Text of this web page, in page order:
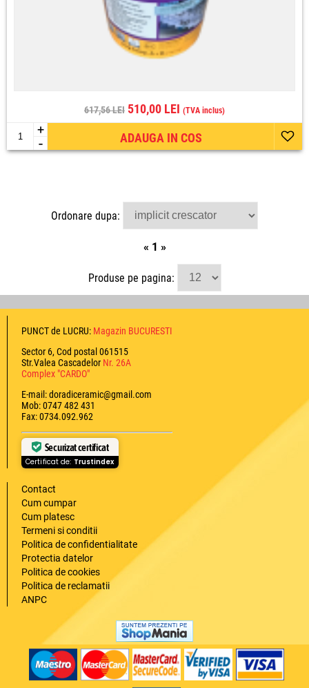
617,56 LEI 510,00 LEI (TVA inclus)
+
- ADAUGA IN COS
Ordonare dupa:
« 1 »
Produse pe pagina:
PUNCT de LUCRU: Magazin BUCURESTI
Sector 6, Cod postal 061515
Str.Valea Cascadelor Nr. 26A
Complex "CARDO"
E-mail: doradiceramic@gmail.com
Mob: 0747 482 431
Fax: 0734.092.962
Securizat certificat
Certificat de: Trustindex
Contact
Cum cumpar
Cum platesc
Termeni si conditii
Politica de confidentialitate
Protectia datelor
Politica de cookies
Politica de reclamatii
ANPC